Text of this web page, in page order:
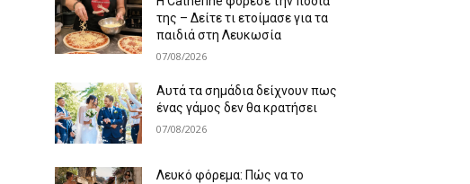
της – Δείτε τι ετοίμασε για τα
παιδιά στη Λευκωσία
07/08/2026
Αυτά τα σημάδια δείχνουν πως
ένας γάμος δεν θα κρατήσει
07/08/2026
Λευκό φόρεμα: Πώς να το